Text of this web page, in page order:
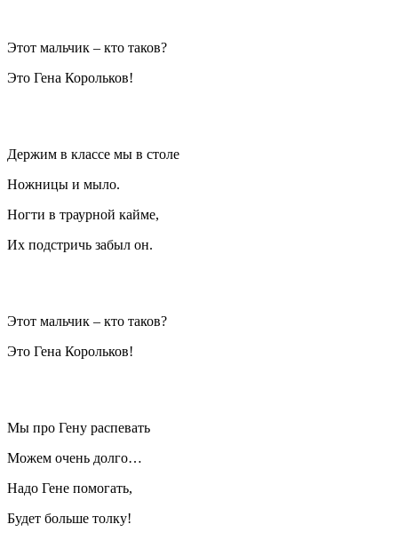
Этот мальчик – кто таков?
Это Гена Корольков!
Держим в классе мы в столе
Ножницы и мыло.
Ногти в траурной кайме,
Их подстричь забыл он.
Этот мальчик – кто таков?
Это Гена Корольков!
Мы про Гену распевать
Можем очень долго…
Надо Гене помогать,
Будет больше толку!